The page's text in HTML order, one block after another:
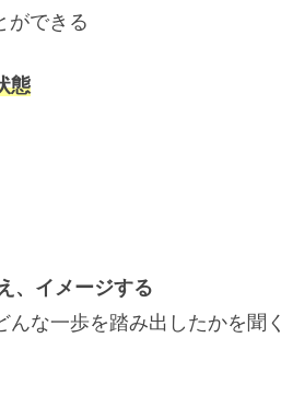
できる
態
、イメージする
な一歩を踏み出したかを聞く